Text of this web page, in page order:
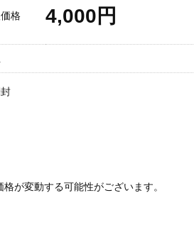
格 4,000円
が変動する可能性がございます。